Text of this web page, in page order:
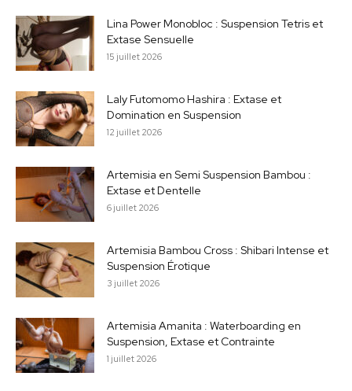
Lina Power Monobloc : Suspension Tetris et
Extase Sensuelle
15 juillet 2026
Laly Futomomo Hashira : Extase et
Domination en Suspension
12 juillet 2026
Artemisia en Semi Suspension Bambou :
Extase et Dentelle
6 juillet 2026
Artemisia Bambou Cross : Shibari Intense et
Suspension Érotique
3 juillet 2026
Artemisia Amanita : Waterboarding en
Suspension, Extase et Contrainte
1 juillet 2026